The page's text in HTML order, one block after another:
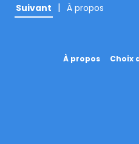
Suivant | À propos
À propos Choix